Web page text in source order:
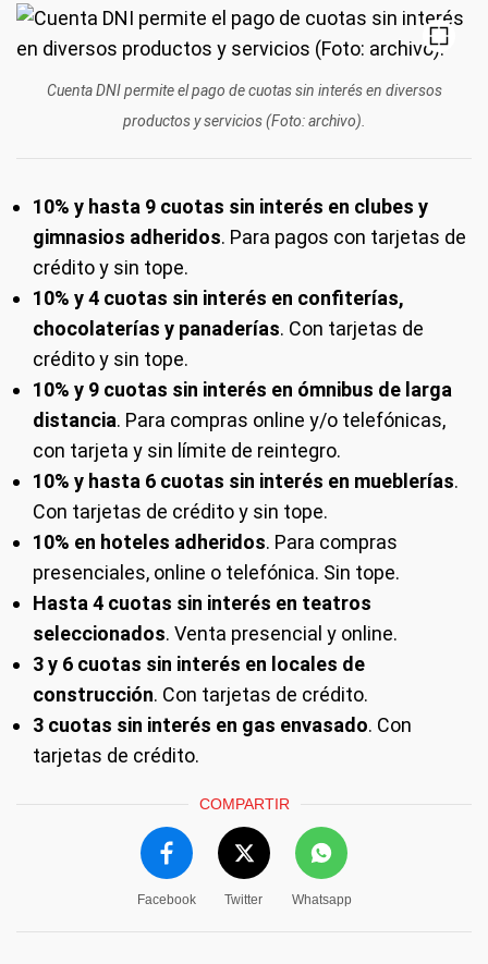
Cuenta DNI permite el pago de cuotas sin interés en diversos
productos y servicios (Foto: archivo).
10% y hasta 9 cuotas sin interés en clubes y
gimnasios adheridos. Para pagos con tarjetas de
crédito y sin tope.
10% y 4 cuotas sin interés en confiterías,
chocolaterías y panaderías. Con tarjetas de
crédito y sin tope.
10% y 9 cuotas sin interés en ómnibus de larga
distancia. Para compras online y/o telefónicas,
con tarjeta y sin límite de reintegro.
10% y hasta 6 cuotas sin interés en mueblerías.
Con tarjetas de crédito y sin tope.
10% en hoteles adheridos. Para compras
presenciales, online o telefónica. Sin tope.
Hasta 4 cuotas sin interés en teatros
seleccionados. Venta presencial y online.
3 y 6 cuotas sin interés en locales de
construcción. Con tarjetas de crédito.
3 cuotas sin interés en gas envasado. Con
tarjetas de crédito.
COMPARTIR
Facebook Twitter Whatsapp